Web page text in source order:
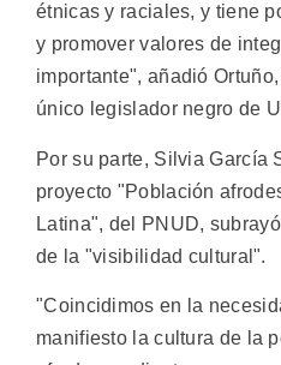
étnicas y raciales, y tiene
y promover valores de
importante", añadió
único legislador negro de
Por su parte, Silvia García
proyecto "Población
Latina", del PNUD,
de la "visibilidad cultural".
"Coincidimos en la
manifiesto la cultura de la